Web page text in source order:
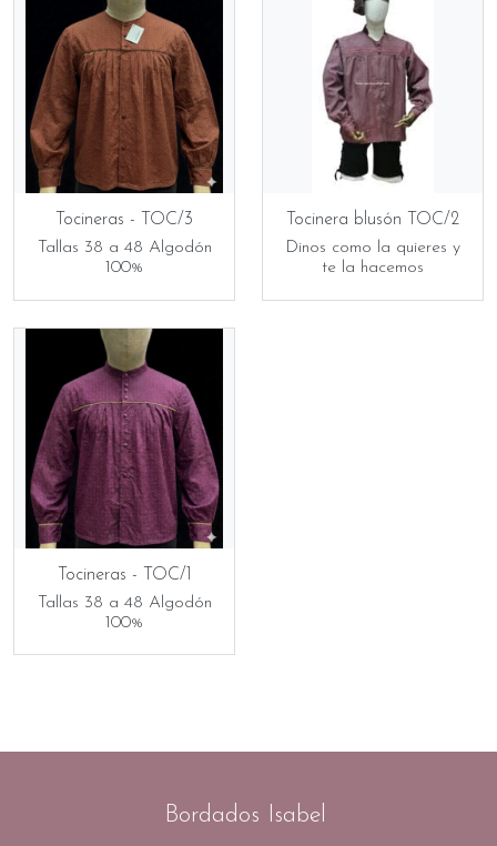
Tocineras - TOC/3
Tallas 38 a 48 Algodón
100%
Tocinera blusón TOC/2
Dinos como la quieres y
te la hacemos
Tocineras - TOC/1
Tallas 38 a 48 Algodón
100%
Bordados Isabel